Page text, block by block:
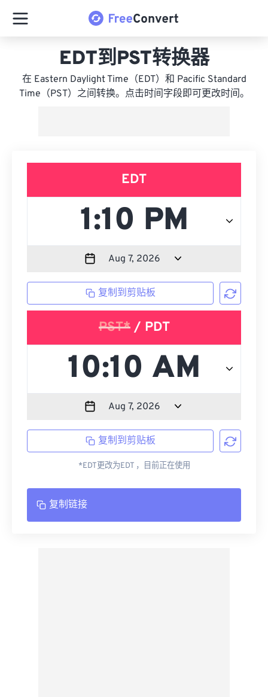
EDT到PST转换器
在 Eastern Daylight Time（EDT）和 Pacific Standard
Time（PST）之间转换。点击时间字段即可更改时间。
EDT
复制到剪贴板
PST*/ PDT
复制到剪贴板
*EDT更改为EDT ，目前正在使用
复制链接